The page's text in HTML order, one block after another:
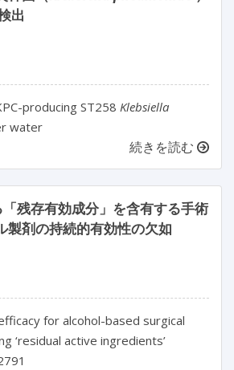
出
producing ST258 Klebsiella
water
続きを読む
残存有効成分」を含有する手術
製剤の持続的有効性の欠如
for alcohol-based surgical
‘residual active ingredients’